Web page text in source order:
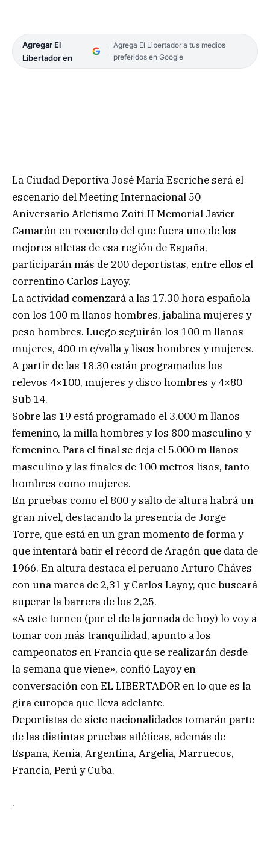
Agregar El
Libertador en
Agrega El Libertador a tus medios
preferidos en Google
La Ciudad Deportiva José María Escriche será el
escenario del Meeting Internacional 50
Aniversario Atletismo Zoiti-II Memorial Javier
Camarón en recuerdo del que fuera uno de los
mejores atletas de esa región de España,
participarán más de 200 deportistas, entre ellos el
correntino Carlos Layoy.
La actividad comenzará a las 17.30 hora española
con los 100 m llanos hombres, jabalina mujeres y
peso hombres. Luego seguirán los 100 m llanos
mujeres, 400 m c/valla y lisos hombres y mujeres.
A partir de las 18.30 están programados los
relevos 4×100, mujeres y disco hombres y 4×80
Sub 14.
Sobre las 19 está programado el 3.000 m llanos
femenino, la milla hombres y los 800 masculino y
femenino. Para el final se deja el 5.000 m llanos
masculino y las finales de 100 metros lisos, tanto
hombres como mujeres.
En pruebas como el 800 y salto de altura habrá un
gran nivel, destacando la presencia de Jorge
Torre, que está en un gran momento de forma y
que intentará batir el récord de Aragón que data de
1966. En altura destaca el peruano Arturo Cháves
con una marca de 2,31 y Carlos Layoy, que buscará
superar la barrera de los 2,25.
«A este torneo (por el de la jornada de hoy) lo voy a
tomar con más tranquilidad, apunto a los
campeonatos en Francia que se realizarán desde
la semana que viene», confió Layoy en
conversación con EL LIBERTADOR en lo que es la
gira europea que lleva adelante.
Deportistas de siete nacionalidades tomarán parte
de las distintas pruebas atléticas, además de
España, Kenia, Argentina, Argelia, Marruecos,
Francia, Perú y Cuba.
.